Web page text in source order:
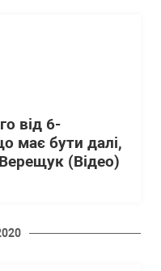
від 6-
має бути далі,
(Відео)